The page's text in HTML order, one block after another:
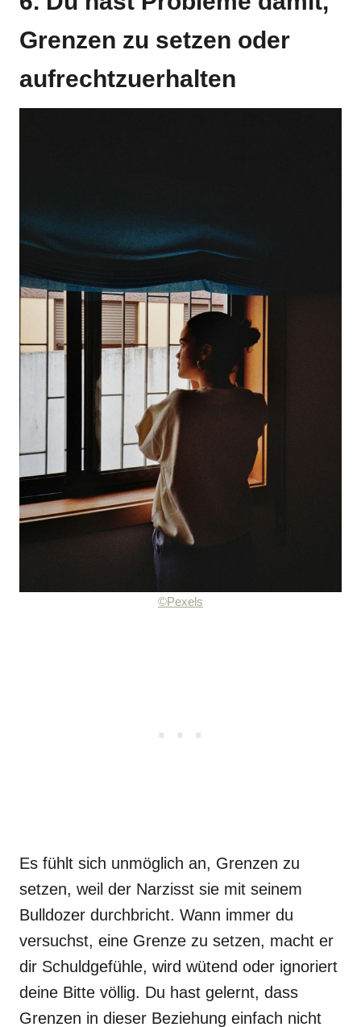
Grenzen zu setzen oder
aufrechtzuerhalten
©Pexels
Es fühlt sich unmöglich an, Grenzen zu
setzen, weil der Narzisst sie mit seinem
Bulldozer durchbricht. Wann immer du
versuchst, eine Grenze zu setzen, macht er
dir Schuldgefühle, wird wütend oder ignoriert
deine Bitte völlig. Du hast gelernt, dass
Grenzen in dieser Beziehung einfach nicht